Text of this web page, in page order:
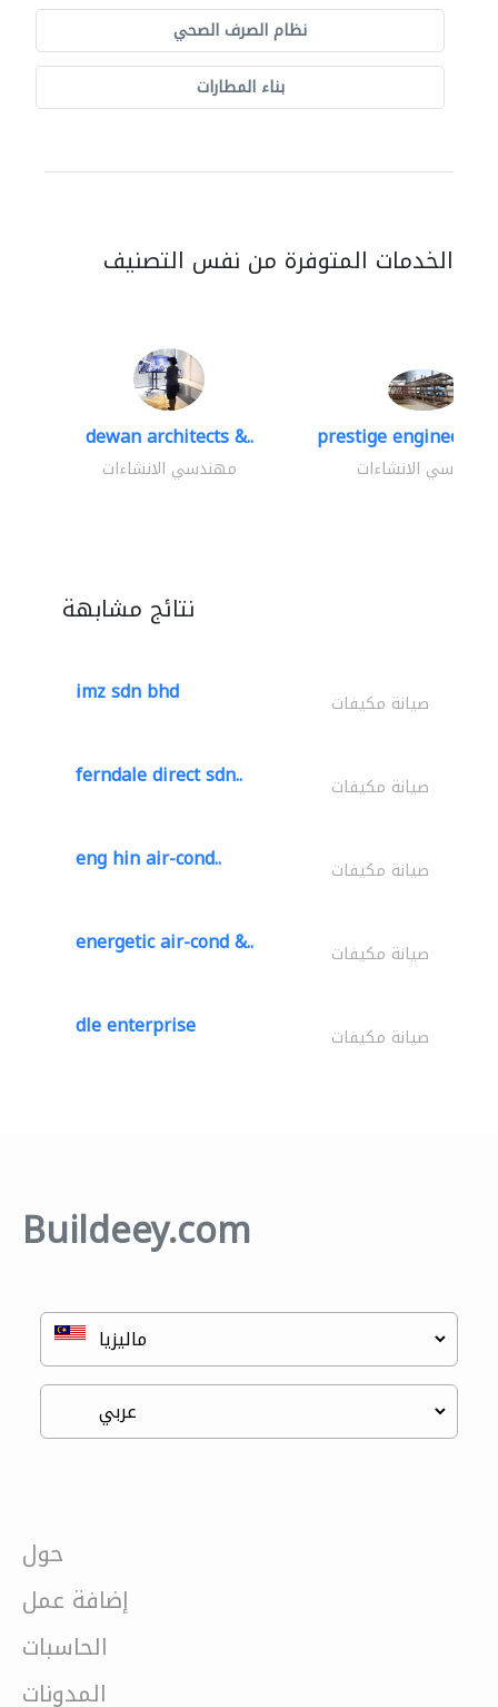
نظام الصرف الصحي
بناء المطارات
الخدمات المتوفرة من نفس التصنيف
dewan architects &..
مهندسي الانشاءات
prestige
مهندسي الانشاءات
نتائج مشابهة
imz sdn bhd صيانة مكيفات
ferndale direct sdn.. صيانة مكيفات
eng hin air-cond.. صيانة مكيفات
energetic air-cond &.. صيانة مكيفات
dle enterprise صيانة مكيفات
Buildeey.com
حول
إضافة عمل
الحاسبات
المدونات